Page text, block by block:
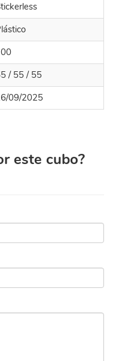
/ 55 / 55
09/2025
este cubo?